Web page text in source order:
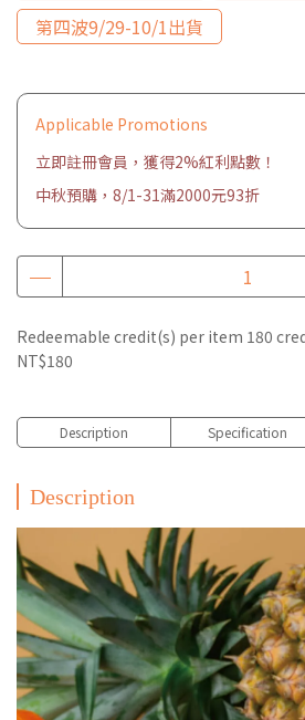
第四波9/29-10/1出貨
Applicable Promotions
立即註冊會員，獲得2%紅利點數！
中秋預購，8/1-31滿2000元93折
Redeemable credit(s) per item 180
NT$180
Description Specification
Description